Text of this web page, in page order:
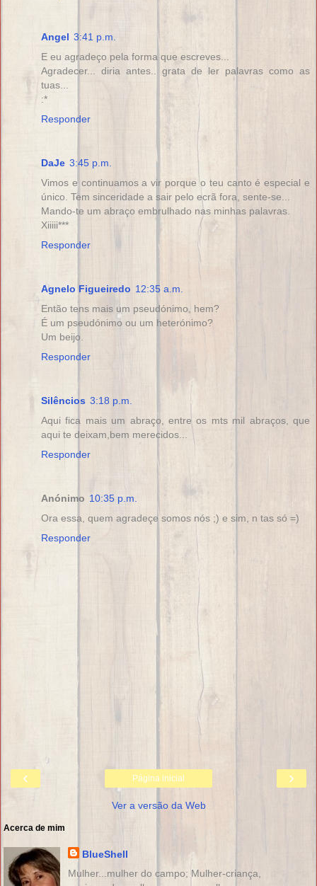
Angel 3:41 p.m.
E eu agradeço pela forma que escreves...
Agradecer... diria antes.. grata de ler palavras como as
tuas...
:*
Responder
DaJe 3:45 p.m.
Vimos e continuamos a vir porque o teu canto é especial e
único. Tem sinceridade a sair pelo ecrã fora, sente-se...
Mando-te um abraço embrulhado nas minhas palavras.
Xiiiii***
Responder
Agnelo Figueiredo 12:35 a.m.
Então tens mais um pseudónimo, hem?
É um pseudónimo ou um heterónimo?
Um beijo.
Responder
Silêncios 3:18 p.m.
Aqui fica mais um abraço, entre os mts mil abraços, que
aqui te deixam,bem merecidos...
Responder
Anónimo 10:35 p.m.
Ora essa, quem agradeçe somos nós ;) e sim, n tas só =)
Responder
‹ ›
Página inicial
Ver a versão da Web
Acerca de mim
BlueShell
Mulher...mulher do campo; Mulher-criança,